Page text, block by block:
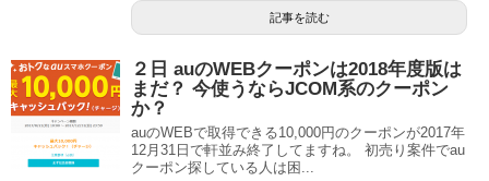
記事を読む
２日 auのWEBクーポンは2018年度版は
まだ？ 今使うならJCOM系のクーポン
か？
auのWEBで取得できる10,000円のクーポンが2017年
12月31日で軒並み終了してますね。 初売り案件でau
クーポン探している人は困...